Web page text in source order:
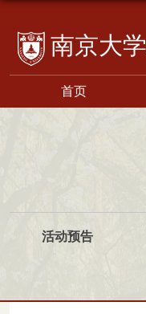
首页
活动预告